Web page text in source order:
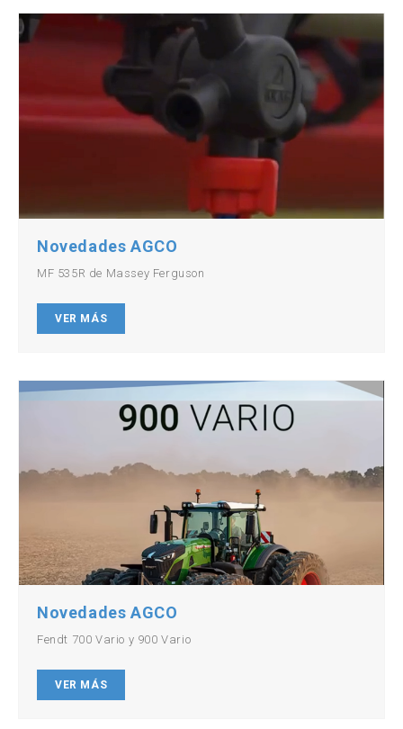
Novedades AGCO
MF 535R de Massey Ferguson
VER MÁS
Novedades AGCO
Fendt 700 Vario y 900 Vario
VER MÁS